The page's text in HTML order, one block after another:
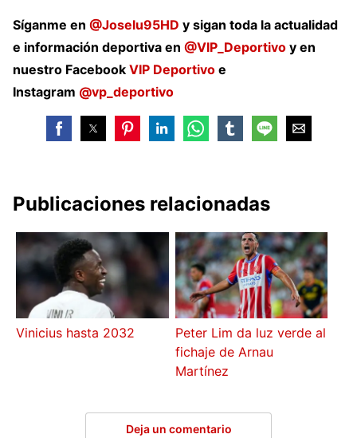
Síganme en @Joselu95HD y sigan toda la actualidad
e información deportiva en @VIP_Deportivo y en
nuestro Facebook VIP Deportivo e
Instagram @vp_deportivo
Publicaciones relacionadas
Vinicius hasta 2032
Peter Lim da luz verde al
fichaje de Arnau
Martínez
Deja un comentario